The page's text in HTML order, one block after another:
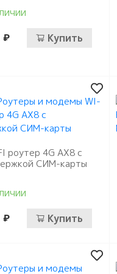
₽ Купить
роутер 4G AX8 с
СИМ-карты
₽ Купить